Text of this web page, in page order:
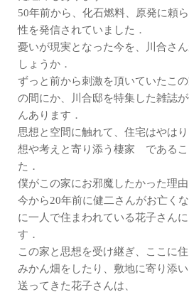
50年前から、化石燃料、原発に頼
性を発信されていました．
憂いが現実となった今を、川合さ
しょうか．
ずっと前から刺激を頂いていたこ
の間にか、川合邸を特集した雑誌
んあります．
思想と空間に触れて、住宅はやは
想や考えと寄り添う棲家 であるこ
た．
僕がこの家にお邪魔したかった理
今から20年前に健二さんがお亡く
に一人で住まわれている花子さん
す．
この家と思想を受け継ぎ、ここに
みかん畑をしたり、敷地に寄り添
送ってきた花子さんは、